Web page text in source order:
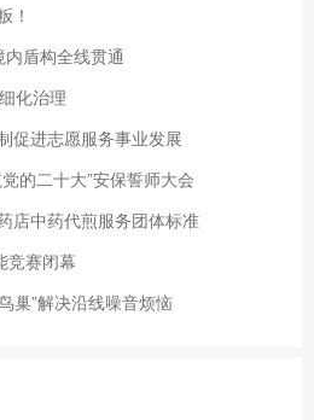
！
盾构全线贯通
化治理
促进志愿服务事业发展
的二十大”安保誓师大会
店中药代煎服务团体标准
竞赛闭幕
巢”解决沿线噪音烦恼